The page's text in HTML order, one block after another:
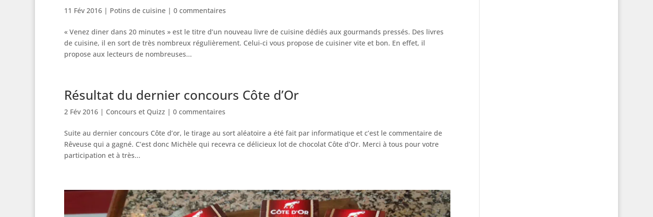
11 Fév 2016 | Potins de cuisine | 0 commentaires
« Venez diner dans 20 minutes » est le titre d’un nouveau livre de cuisine dédiés aux gourmands pressés. Des livres
de cuisine, il en sort de très nombreux régulièrement. Celui-ci vous propose de cuisiner vite et bon. En effet, il
propose aux lecteurs de nombreuses...
Résultat du dernier concours Côte d’Or
2 Fév 2016 | Concours et Quizz | 0 commentaires
Suite au dernier concours Côte d’or, le tirage au sort aléatoire a été fait par informatique et c’est le commentaire de
Rêveuse qui a gagné. C’est donc Michèle qui recevra ce délicieux lot de chocolat Côte d’Or. Merci à tous pour votre
participation et à très...